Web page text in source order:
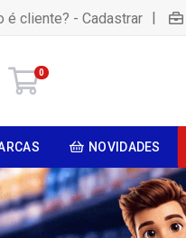
é cliente? - Cadastrar |
0
NOVIDADES